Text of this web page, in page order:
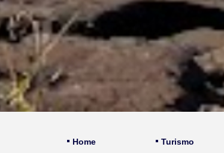
Home Turismo